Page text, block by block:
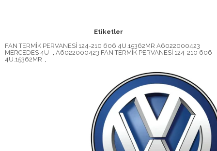
Etiketler
FAN TERMİK PERVANESİ 124-210 606 4U.15362MR A6022000423
MERCEDES 4U
, A6022000423 FAN TERMİK PERVANESİ 124-210 606
4U.15362MR ,